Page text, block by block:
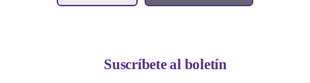
Suscríbete al boletín